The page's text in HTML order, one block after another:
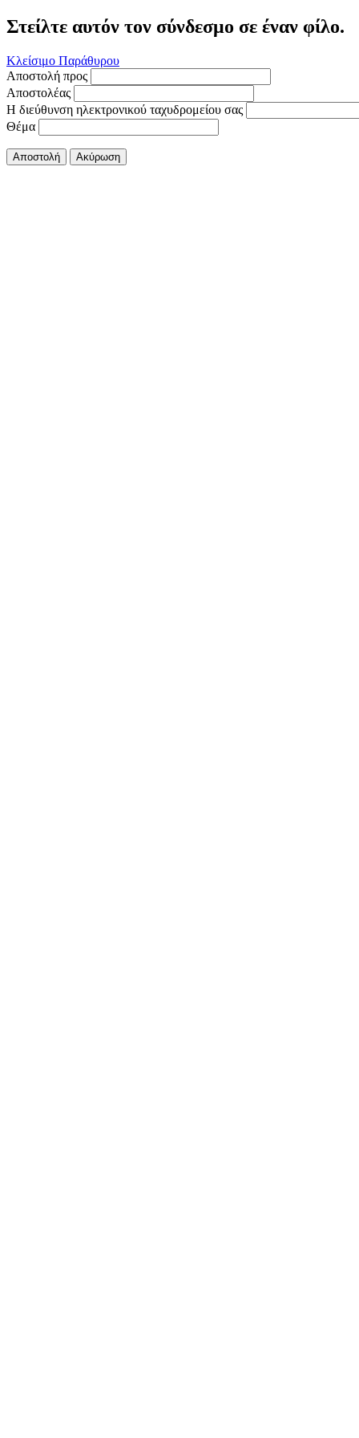
Στείλτε αυτόν τον σύνδεσμο σε έναν φίλο.
Κλείσιμο Παράθυρου
Αποστολή προς
Αποστολέας
Η διεύθυνση ηλεκτρονικού ταχυδρομείου σας
Θέμα
Αποστολή Ακύρωση